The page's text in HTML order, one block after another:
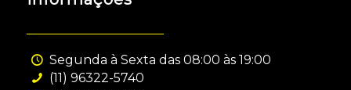
Segunda à Sexta das 08:00 às 19:00
(11) 96322-5740